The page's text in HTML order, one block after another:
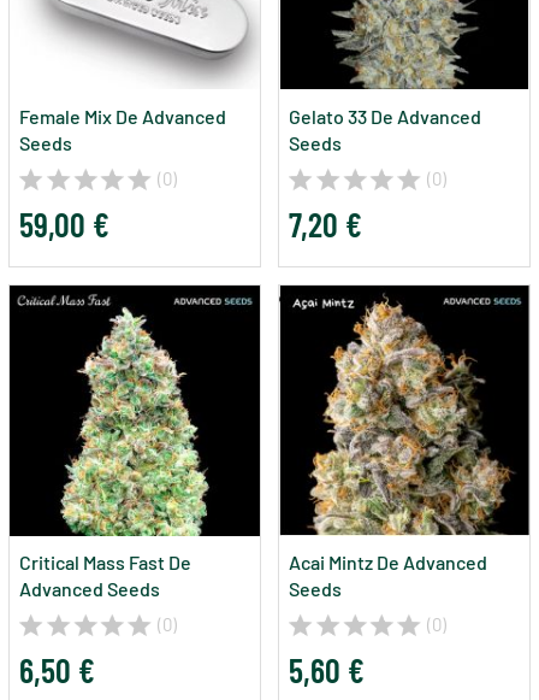
Female Mix De Advanced
Seeds
(0)
59,00 €
Gelato 33 De Advanced
Seeds
(0)
7,20 €
Critical Mass Fast De
Advanced Seeds
(0)
6,50 €
Acai Mintz De Advanced
Seeds
(0)
5,60 €